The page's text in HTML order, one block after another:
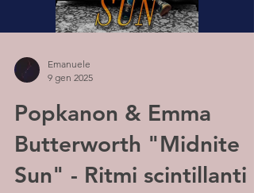
Emanuele
9 gen 2025
Popkanon & Emma
Butterworth "Midnite
Sun" - Ritmi scintillanti